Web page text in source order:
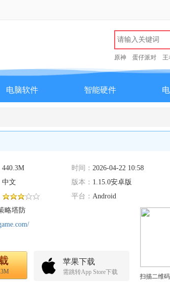
原神 蛋仔派对 王
电脑软件 智能硬件
440.3M 时间： 2026-04-22 10:58
中文 版本： 1.15.0安卓版
平台： Android
略塔防
苹果下载
需跳转App Store下载
扫描二维